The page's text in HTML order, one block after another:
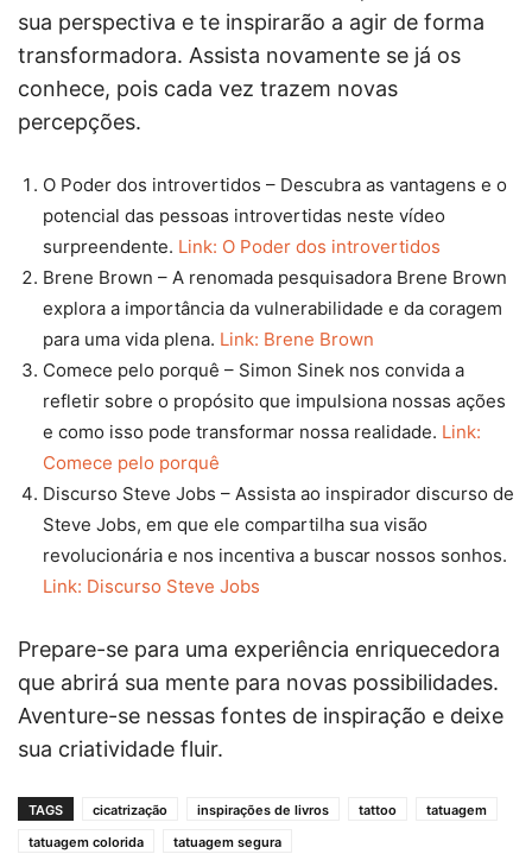
sua perspectiva e te inspirarão a agir de forma
transformadora. Assista novamente se já os
conhece, pois cada vez trazem novas
percepções.
O Poder dos introvertidos – Descubra as vantagens e o
potencial das pessoas introvertidas neste vídeo
surpreendente. Link: O Poder dos introvertidos
Brene Brown – A renomada pesquisadora Brene Brown
explora a importância da vulnerabilidade e da coragem
para uma vida plena. Link: Brene Brown
Comece pelo porquê – Simon Sinek nos convida a
refletir sobre o propósito que impulsiona nossas ações
e como isso pode transformar nossa realidade. Link:
Comece pelo porquê
Discurso Steve Jobs – Assista ao inspirador discurso de
Steve Jobs, em que ele compartilha sua visão
revolucionária e nos incentiva a buscar nossos sonhos.
Link: Discurso Steve Jobs
Prepare-se para uma experiência enriquecedora
que abrirá sua mente para novas possibilidades.
Aventure-se nessas fontes de inspiração e deixe
sua criatividade fluir.
TAGS cicatrização inspirações de livros tattoo
tatuagem
tatuagem colorida
tatuagem segura